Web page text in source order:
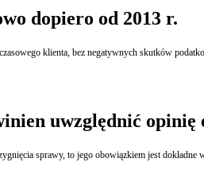
dopiero od 2013 r.
klienta, bez negatywnych skutków
uwzględnić opinię